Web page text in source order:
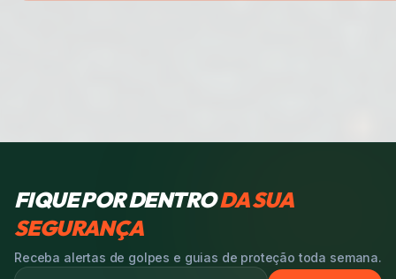
FIQUE POR DENTRODA SUA
SEGURANÇA
Receba alertas de golpes e guias de proteção toda semana.